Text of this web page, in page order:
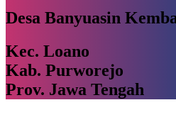
Desa Banyuasin
Kec. Loano
Kab. Purworejo
Prov. Jawa Tengah